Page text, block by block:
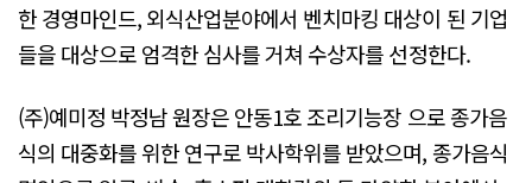
한 경영마인드, 외식산업분야에서 벤치마킹 대상이 된 기업
들을 대상으로 엄격한 심사를 거쳐 수상자를 선정한다.
(주)예미정 박정남 원장은 안동1호 조리기능장 으로 종가음
식의 대중화를 위한 연구로 박사학위를 받았으며, 종가음식